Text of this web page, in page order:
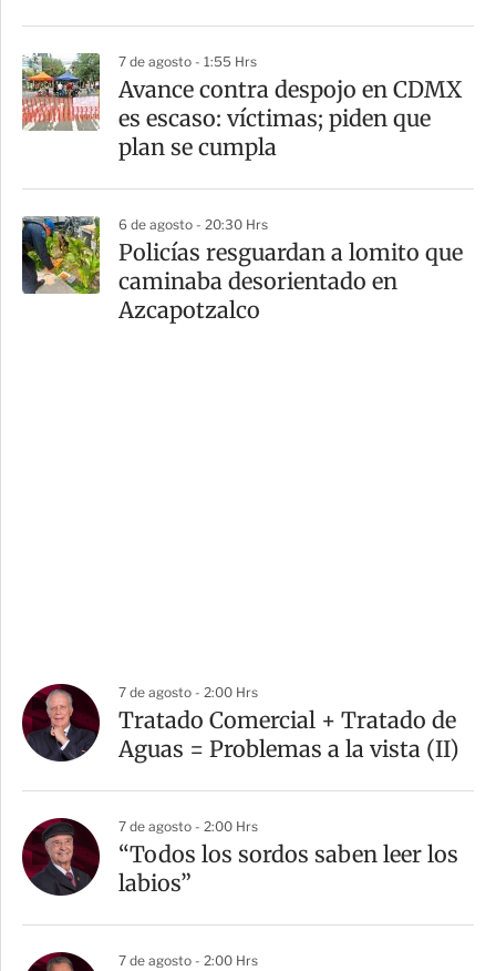
7 de agosto - 1:55 Hrs
Avance contra despojo en CDMX
es escaso: víctimas; piden que
plan se cumpla
6 de agosto - 20:30 Hrs
Policías resguardan a lomito que
caminaba desorientado en
Azcapotzalco
7 de agosto - 2:00 Hrs
Tratado Comercial + Tratado de
Aguas = Problemas a la vista (II)
7 de agosto - 2:00 Hrs
“Todos los sordos saben leer los
labios”
7 de agosto - 2:00 Hrs